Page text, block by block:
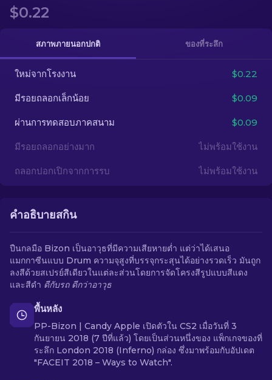
ถุงมือ
กล่อง
อื่น ๆ
$0.22
สภาพภายนอกปกติ ของที่ระลึก
ใหม่จากโรงงาน $0.22
มีรอยถลอกเล็กน้อย $0.09
ผ่านการทดสอบภาคสนาม $0.09
มีรอยถลอกอย่างมาก ไม่พร้อมใช้งาน
ถลอกปอกเปิกจากการรบ ไม่พร้อมใช้งาน
คำอธิบายสกิน
ปืนกลมือ Bizon เป็นอาวุธที่มีความเสียหายต่ำ แต่ว่าได้เสนอ
แมกกาซีนแบบ Drum ความจุสูงที่บรรจุกระสุนได้อย่างรวดเร็ว มันถูก
ลงสีด้วยสเปรย์สีเดียวในแต่ละส่วนโดยการจัดโครงสีรูปแบบสีแดง
และสีดำ ดีกับรถ ดีกว่าอาวุธ
พื้นหลัง
PP-Bizon | Candy Apple เปิดตัวใน CS2 เมื่อวันที่ 3
กันยายน 2018 (7 ปีที่แล้ว) โดยเป็นส่วนหนึ่งของ แพ็กเกจของที่
ระลึก London 2018 (Inferno) กล่อง ซึ่งมาพร้อมกับอัปเดต
"FACEIT 2018 – Ways to Watch".